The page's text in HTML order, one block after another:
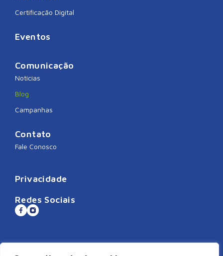
Certificação Digital
Eventos
Comunicação
Notícias
Blog
Campanhas
Contato
Fale Conosco
Privacidade
Redes Sociais
Sistema CNDL